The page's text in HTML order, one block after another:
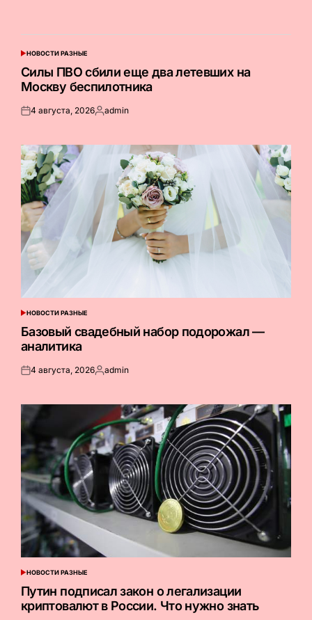
ОПУБЛИКОВАНО
НОВОСТИ РАЗНЫЕ
Силы ПВО сбили еще два летевших на
Москву беспилотника
Опубликовано
4 августа, 2026Запись
admin
ОПУБЛИКОВАНО
В
НОВОСТИ РАЗНЫЕ
Базовый свадебный набор подорожал —
аналитика
Опубликовано
4 августа, 2026Запись
admin
ОПУБЛИКОВАНО
В
НОВОСТИ РАЗНЫЕ
Путин подписал закон о легализации
криптовалют в России. Что нужно знать